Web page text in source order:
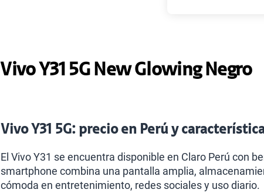
Vivo Y31 5G New Glowing Negro
Vivo Y31 5G: precio en Perú y
El Vivo Y31 se encuentra disponible en Claro Perú con
smartphone combina una pantalla amplia,
cómoda en entretenimiento, redes sociales y uso diario.